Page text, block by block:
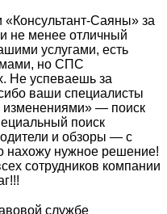
«Консультант-Саяны» за
не менее отличный
услугами, есть
но СПС
Не успеваешь за
ваши специалисты
изменениями» — поиск
поиск
и обзоры — с
нахожу нужное решение!
сотрудников компании
службе